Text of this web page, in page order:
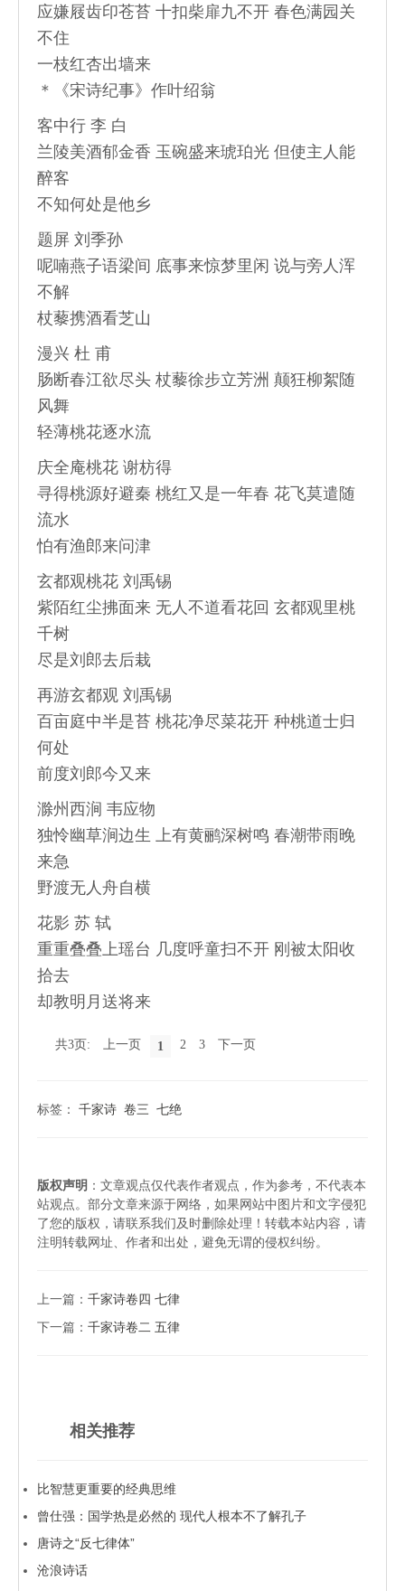
应嫌屐齿印苍苔 十扣柴扉九不开 春色满园关
不住
一枝红杏出墙来
＊《宋诗纪事》作叶绍翁
客中行 李 白
兰陵美酒郁金香 玉碗盛来琥珀光 但使主人能
醉客
不知何处是他乡
题屏 刘季孙
呢喃燕子语梁间 底事来惊梦里闲 说与旁人浑
不解
杖藜携酒看芝山
漫兴 杜 甫
肠断春江欲尽头 杖藜徐步立芳洲 颠狂柳絮随
风舞
轻薄桃花逐水流
庆全庵桃花 谢枋得
寻得桃源好避秦 桃红又是一年春 花飞莫遣随
流水
怕有渔郎来问津
玄都观桃花 刘禹锡
紫陌红尘拂面来 无人不道看花回 玄都观里桃
千树
尽是刘郎去后栽
再游玄都观 刘禹锡
百亩庭中半是苔 桃花净尽菜花开 种桃道士归
何处
前度刘郎今又来
滁州西涧 韦应物
独怜幽草涧边生 上有黄鹂深树鸣 春潮带雨晚
来急
野渡无人舟自横
花影 苏 轼
重重叠叠上瑶台 几度呼童扫不开 刚被太阳收
拾去
却教明月送将来
共3页: 上一页 1 2 3 下一页
标签： 千家诗 卷三 七绝
版权声明 ：文章观点仅代表作者观点，作为参考，不代表本
站观点。部分文章来源于网络，如果网站中图片和文字侵犯
了您的版权，请联系我们及时删除处理！转载本站内容，请
注明转载网址、作者和出处，避免无谓的侵权纠纷。
上一篇： 千家诗卷四 七律
下一篇： 千家诗卷二 五律
相关推荐
比智慧更重要的经典思维
曾仕强：国学热是必然的 现代人根本不了解孔子
唐诗之“反七律体”
沧浪诗话